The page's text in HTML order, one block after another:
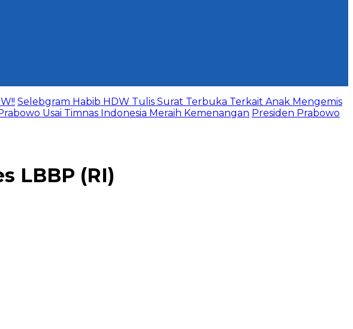
Selebgram Habib HDW Tulis Surat Terbuka Terkait Anak Mengemis
Usai Timnas Indonesia Meraih Kemenangan Presiden Prabowo
LBBP (RI)